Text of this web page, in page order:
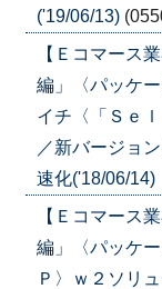
('19/06/13)
【Ｅコマース
編」〈パッケ
イチ〈「Ｓｅ
／新バージョ
速化('18/06/14)
【Ｅコマース
編」〈パッケ
Ｐ〉ｗ２ソリ